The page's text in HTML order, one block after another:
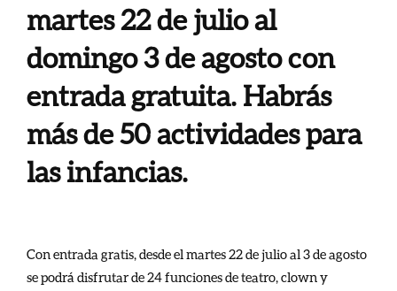
martes 22 de julio al
domingo 3 de agosto con
entrada gratuita. Habrás
más de 50 actividades para
las infancias.
Con entrada gratis, desde el martes 22 de julio al 3 de agosto
se podrá disfrutar de 24 funciones de teatro, clown y